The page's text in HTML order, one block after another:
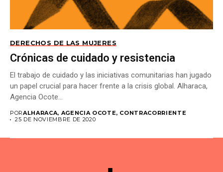
DERECHOS DE LAS MUJERES
Crónicas de cuidado y resistencia
El trabajo de cuidado y las iniciativas comunitarias han jugado
un papel crucial para hacer frente a la crisis global. Alharaca,
Agencia Ocote...
PORALHARACA, AGENCIA OCOTE, CONTRACORRIENTE
25 DE NOVIEMBRE DE 2020